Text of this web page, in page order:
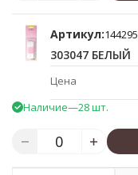
Артикул:144295
303047 БЕЛЫЙ
Цена
Наличие—28 шт.